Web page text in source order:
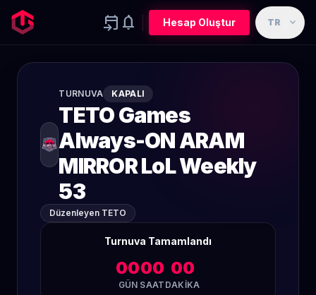
event_upcoming notifications Hesap Oluştur TR expand_more
TURNUVA KAPALI
TETO Games
Always-ON ARAM
MIRROR LoL Weekly
53
Düzenleyen TETO
Turnuva Tamamlandı
00
GÜN
00
SAAT
00
DAKIKA